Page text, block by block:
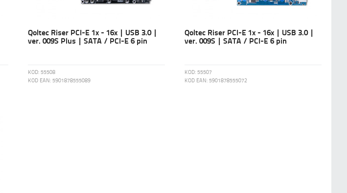
Qoltec Riser PCI-E 1x - 16x | USB 3.0 |
ver. 009S Plus | SATA / PCI-E 6 pin
KOD: 55508
KOD EAN: 5901878555089
Qoltec Riser PCI-E 1x - 16x | USB 3.0 |
ver. 009S | SATA / PCI-E 6 pin
KOD: 55507
KOD EAN: 5901878555072